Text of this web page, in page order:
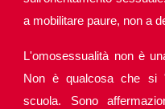
a mobilitare paure, non a
L'omosessualità non è
Non è qualcosa che si
scuola. Sono